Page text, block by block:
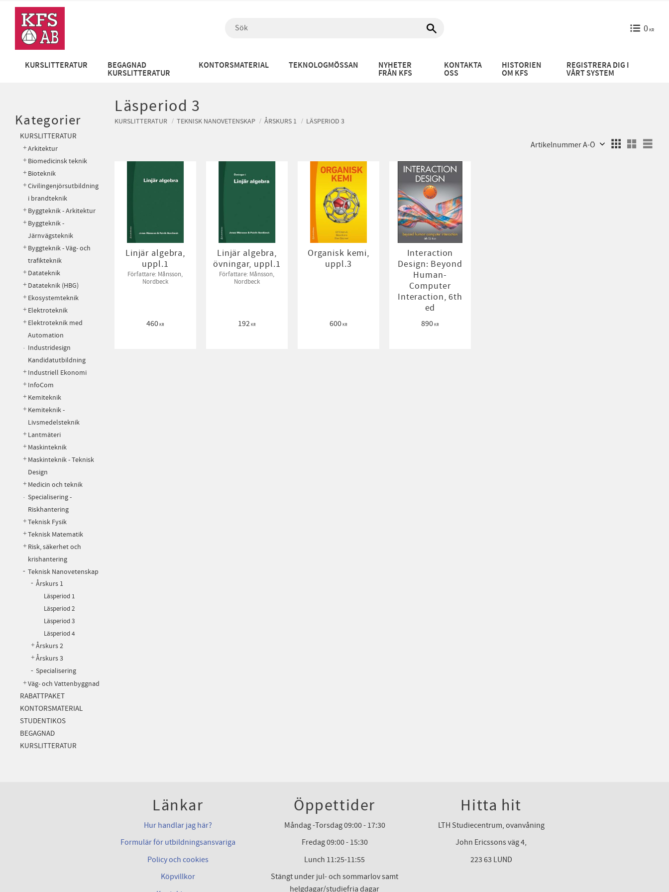
0KR
KURSLITTERATUR BEGAGNAD
KURSLITTERATUR
KONTORSMATERIAL TEKNOLOGMÖSSAN NYHETER
FRÅN KFS
KONTAKTA
OSS
HISTORIEN
OM KFS
REGISTRERA DIG I
VÅRT SYSTEM
Läsperiod 3
KURSLITTERATUR TEKNISK NANOVETENSKAP ÅRSKURS 1 LÄSPERIOD 3
Linjär algebra,
uppl.1
Författare: Månsson,
Nordbeck
460KR
Linjär algebra,
övningar, uppl.1
Författare: Månsson,
Nordbeck
192KR
Organisk kemi,
uppl.3
600KR
Interaction
Design: Beyond
Human-
Computer
Interaction, 6th
ed
890KR
Kategorier
KURSLITTERATUR
Arkitektur
Biomedicinsk teknik
Bioteknik
Civilingenjörsutbildning
i brandteknik
Byggteknik - Arkitektur
Byggteknik -
Järnvägsteknik
Byggteknik - Väg- och
trafikteknik
Datateknik
Datateknik (HBG)
Ekosystemteknik
Elektroteknik
Elektroteknik med
Automation
Industridesign
Kandidatutbildning
Industriell Ekonomi
InfoCom
Kemiteknik
Kemiteknik -
Livsmedelsteknik
Lantmäteri
Maskinteknik
Maskinteknik - Teknisk
Design
Medicin och teknik
Specialisering -
Riskhantering
Teknisk Fysik
Teknisk Matematik
Risk, säkerhet och
krishantering
Teknisk Nanovetenskap
Årskurs 1
Läsperiod 1
Läsperiod 2
Läsperiod 3
Läsperiod 4
Årskurs 2
Årskurs 3
Specialisering
Väg- och Vattenbyggnad
RABATTPAKET
KONTORSMATERIAL
STUDENTIKOS
BEGAGNAD
KURSLITTERATUR
Länkar
Hur handlar jag här?
Formulär för utbildningsansvariga
Policy och cookies
Köpvillkor
Öppettider
Måndag -Torsdag 09:00 - 17:30
Fredag 09:00 - 15:30
Lunch 11:25-11:55
Stängt under jul- och sommarlov samt
helgdagar/studiefria dagar
Hitta hit
LTH Studiecentrum, ovanvåning
John Ericssons väg 4,
223 63 LUND